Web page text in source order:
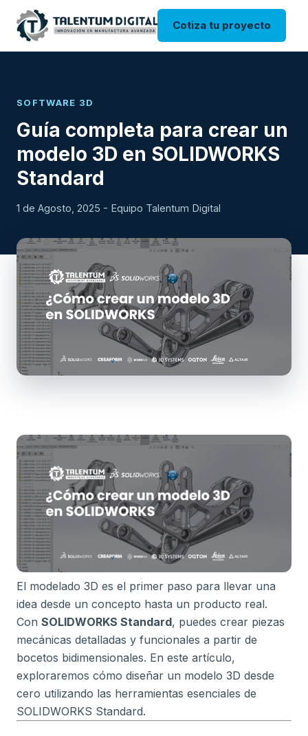
Cotiza tu proyecto
SOFTWARE 3D
Guía completa para crear un
modelo 3D en SOLIDWORKS
Standard
1 de Agosto, 2025 - Equipo Talentum Digital
El modelado 3D es el primer paso para llevar una
idea desde un concepto hasta un producto real.
Con SOLIDWORKS Standard, puedes crear piezas
mecánicas detalladas y funcionales a partir de
bocetos bidimensionales. En este artículo,
exploraremos cómo diseñar un modelo 3D desde
cero utilizando las herramientas esenciales de
SOLIDWORKS Standard.